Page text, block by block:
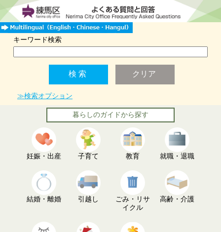
キーワード検索
≫検索オプション
暮らしのガイドから探す
妊娠・出産 子育て 教育 就職・退職
結婚・離婚 引越し
ごみ・リサ
イクル
高齢・介護